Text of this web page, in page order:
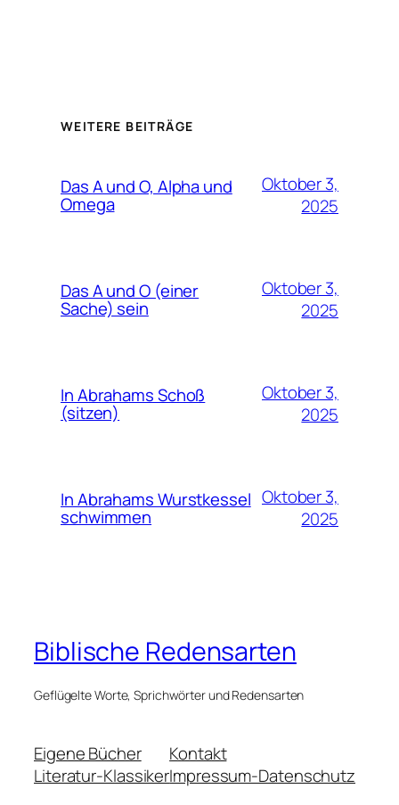
WEITERE BEITRÄGE
Das A und O, Alpha und
Omega
Oktober 3,
2025
Das A und O (einer
Sache) sein
Oktober 3,
2025
In Abrahams Schoß
(sitzen)
Oktober 3,
2025
In Abrahams Wurstkessel
schwimmen
Oktober 3,
2025
Biblische Redensarten
Geflügelte Worte, Sprichwörter und Redensarten
Eigene Bücher
Literatur-Klassiker
Kontakt
Impressum-Datenschutz